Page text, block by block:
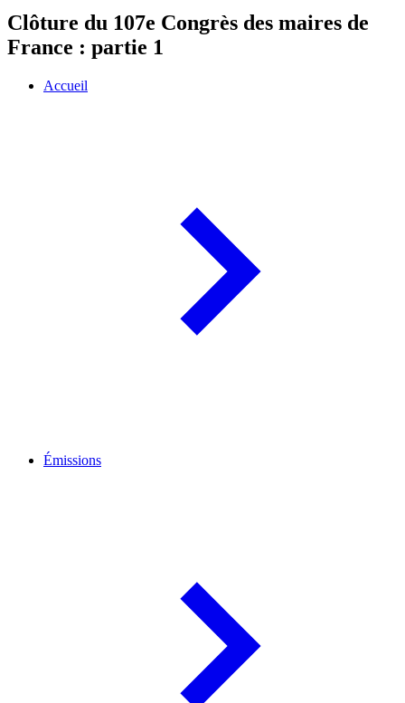
Clôture du 107e Congrès des maires de
France : partie 1
Accueil
Émissions